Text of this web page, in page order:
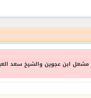
ابن عجوين والشيخ سعد